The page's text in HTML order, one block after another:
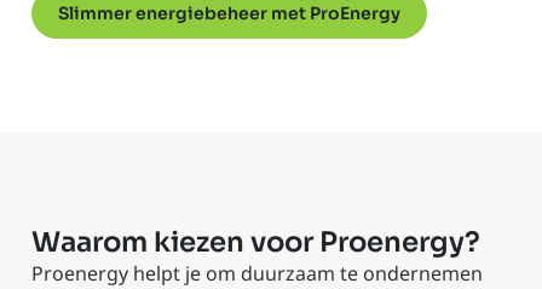
Slimmer energiebeheer met ProEnergy
Waarom kiezen voor Proenergy?
Proenergy helpt je om duurzaam te ondernemen